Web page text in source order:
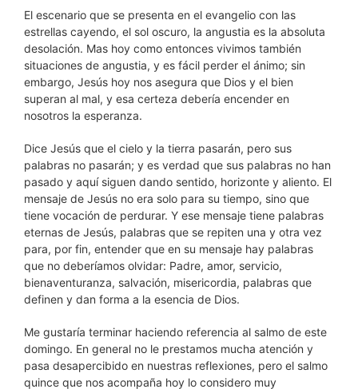
El escenario que se presenta en el evangelio con las
estrellas cayendo, el sol oscuro, la angustia es la absoluta
desolación. Mas hoy como entonces vivimos también
situaciones de angustia, y es fácil perder el ánimo; sin
embargo, Jesús hoy nos asegura que Dios y el bien
superan al mal, y esa certeza debería encender en
nosotros la esperanza.
Dice Jesús que el cielo y la tierra pasarán, pero sus
palabras no pasarán; y es verdad que sus palabras no han
pasado y aquí siguen dando sentido, horizonte y aliento. El
mensaje de Jesús no era solo para su tiempo, sino que
tiene vocación de perdurar. Y ese mensaje tiene palabras
eternas de Jesús, palabras que se repiten una y otra vez
para, por fin, entender que en su mensaje hay palabras
que no deberíamos olvidar: Padre, amor, servicio,
bienaventuranza, salvación, misericordia, palabras que
definen y dan forma a la esencia de Dios.
Me gustaría terminar haciendo referencia al salmo de este
domingo. En general no le prestamos mucha atención y
pasa desapercibido en nuestras reflexiones, pero el salmo
quince que nos acompaña hoy lo considero muy